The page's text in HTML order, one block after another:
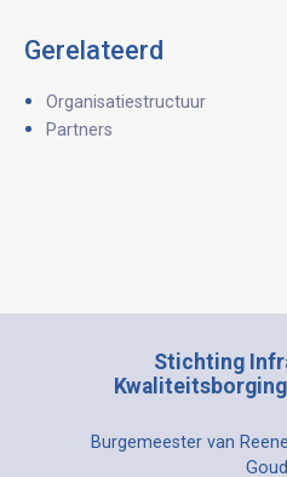
Gerelateerd
Organisatiestructuur
Partners
Stichting
Burgemeester van